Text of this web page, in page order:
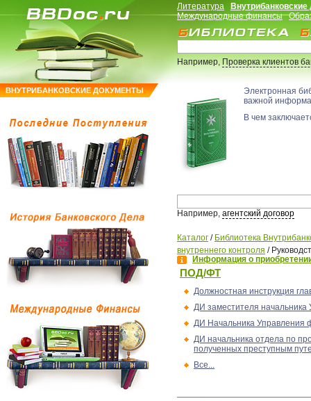
ВНУТРИБАНКОВСКИЕ ДОКУМЕНТЫ
Литература
Международные финансы
Например,Проверка клиентов
Электронная
важной
В чем
Например, агентский договор
Каталог / Библиотека
внутреннего контроля /
Информация о
ПОД/ФТ
Должностная инструкция
ДИ заместителя начальника
ДИ Начальника Управления
ДИ начальника отдела по
полученных преступным
Все...